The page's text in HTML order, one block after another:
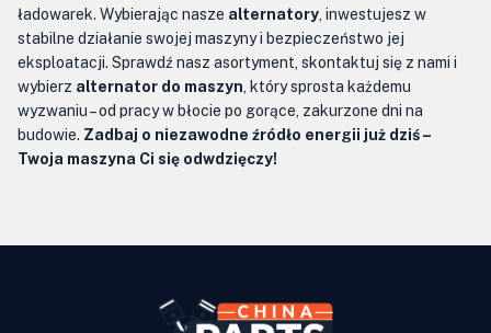
ładowarek. Wybierając nasze alternatory , inwestujesz w
stabilne działanie swojej maszyny i bezpieczeństwo jej
eksploatacji. Sprawdź nasz asortyment, skontaktuj się z nami i
wybierz alternator do maszyn , który sprosta każdemu
wyzwaniu – od pracy w błocie po gorące, zakurzone dni na
budowie. Zadbaj o niezawodne źródło energii już dziś –
Twoja maszyna Ci się odwdzięczy!